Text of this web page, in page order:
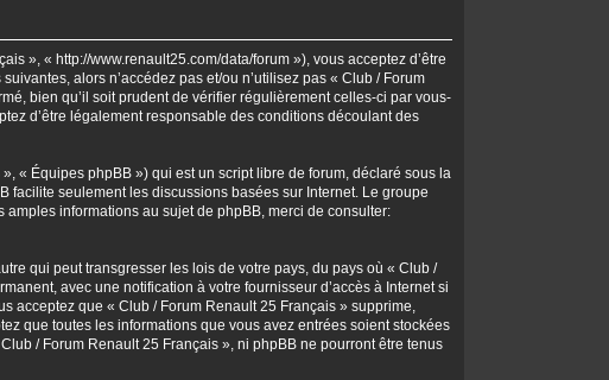
», « http://www.renault25.com/data/forum »), vous acceptez d’être
alors n’accédez pas et/ou n’utilisez pas « Club / Forum
bien qu’il soit prudent de vérifier régulièrement celles-ci par vous-
d’être légalement responsable des conditions découlant des
« Équipes phpBB ») qui est un script libre de forum, déclaré sous la
facilite seulement les discussions basées sur Internet. Le groupe
informations au sujet de phpBB, merci de consulter:
qui peut transgresser les lois de votre pays, du pays où « Club /
avec une notification à votre fournisseur d’accès à Internet si
acceptez que « Club / Forum Renault 25 Français » supprime,
que toutes les informations que vous avez entrées soient stockées
/ Forum Renault 25 Français », ni phpBB ne pourront être tenus